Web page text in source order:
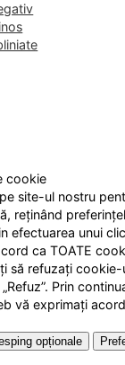
cookie
site-ul nostru
reținând
efectuarea unui
ca TOATE
să refuzați
Prin
vă exprimați
opționale